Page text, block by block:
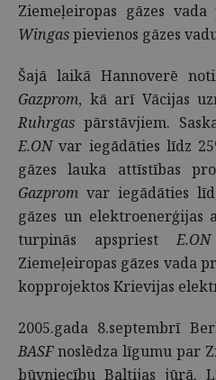
Ziemeļeiropas gāzes
Wingaspievienos gāzes
Šajā laikā Hannoverē
Gazprom, kā arī Vācijas
Ruhrgas pārstāvjiem.
E.ONvar iegādāties līdz
gāzes lauka attīstības
Gazprom var iegādāties
gāzes un elektroenerģijas
turpinās apspriest E.ON
Ziemeļeiropas gāzes vada
kopprojektos Krievijas
2005.gada 8.septembrī
BASFnoslēdza līgumu par
būvniecību Baltijas jūrā.